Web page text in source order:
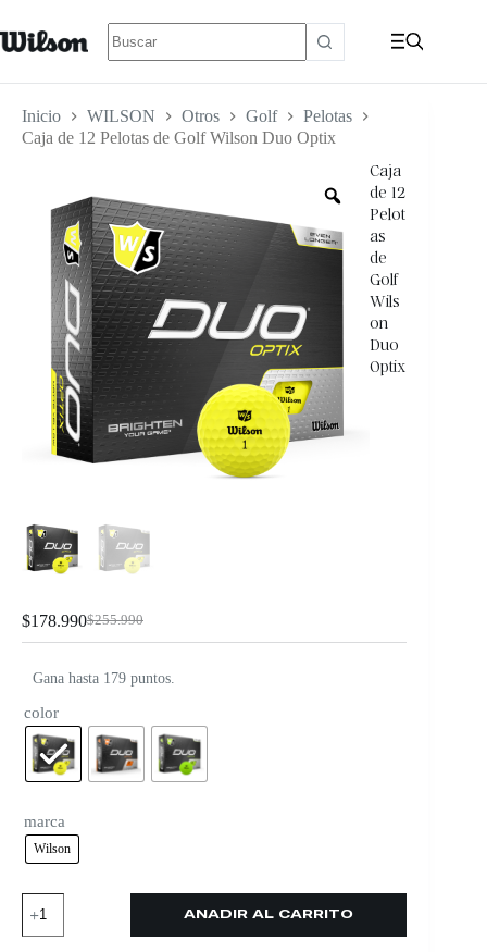
Inicio WILSON Otros Golf
Pelotas
Caja de 12 Pelotas de Golf Wilson Duo Optix
Caja
de 12
Pelot
as
de
Golf
Wils
on
Duo
Optix
$255.990
$178.990
Gana hasta 179 puntos.
color
marca
Wilson
AÑADIR AL CARRITO